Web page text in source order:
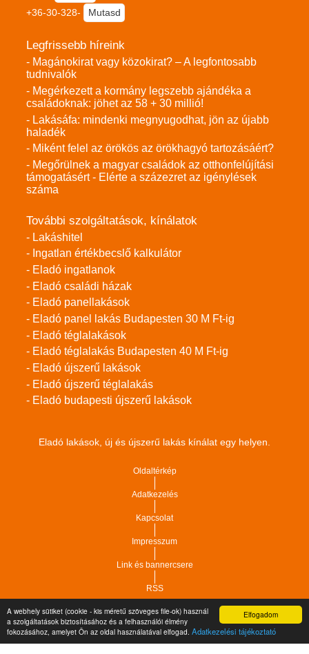
Elfogadom
A webhely sütiket (cookie - kis méretű szöveges file-ok) használ
a szolgáltatások biztosításához és a felhasználói élmény
fokozásához, amelyet Ön az oldal használatával elfogad. Adatkezelési tájékoztató
+36-30-328-
Mutasd
Legfrissebb híreink
- Magánokirat vagy közokirat? – A legfontosabb
tudnivalók
- Megérkezett a kormány legszebb ajándéka a
családoknak: jöhet az 58 + 30 millió!
- Lakásáfa: mindenki megnyugodhat, jön az újabb
haladék
- Miként felel az örökös az örökhagyó tartozásáért?
- Megőrülnek a magyar családok az otthonfelújítási
támogatásért - Elérte a százezret az igénylések
száma
További szolgáltatások, kínálatok
- Lakáshitel
- Ingatlan értékbecslő kalkulátor
- Eladó ingatlanok
- Eladó családi házak
- Eladó panellakások
- Eladó panel lakás Budapesten 30 M Ft-ig
- Eladó téglalakások
- Eladó téglalakás Budapesten 40 M Ft-ig
- Eladó újszerű lakások
- Eladó újszerű téglalakás
- Eladó budapesti újszerű lakások
Eladó lakások, új és újszerű lakás kínálat egy helyen.
Oldaltérkép
Adatkezelés
Kapcsolat
Impresszum
Link és bannercsere
RSS
Copyright © 2021.Vár-Köz Kft. - Ingatlan nyilvántartó, ügyviteli és
adminisztrációs szoftver